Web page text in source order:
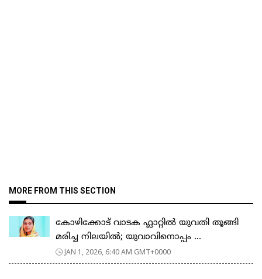
MORE FROM THIS SECTION
കോഴിക്കോട് വാടക ഫ്ലാറ്റിൽ യുവതി തൂങ്ങി
മരിച്ച നിലയിൽ; യുവാവിനൊപ്പം ...
JAN 1, 2026, 6:40 AM GMT+0000